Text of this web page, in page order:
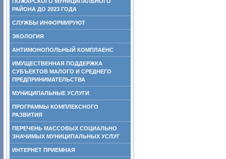
РАЙОНА ДО 2023 ГОДА
СЛУЖБЫ ИНФОРМИРУЮТ
ЭКОЛОГИЯ
АНТИМОНОПОЛЬНЫЙ КОМПЛАЕНС
ИМУЩЕСТВЕННАЯ ПОДДЕРЖКА
СУБЪЕКТОВ МАЛОГО И СРЕДНЕГО
ПРЕДПРИНИМАТЕЛЬСТВА
МУНИЦИПАЛЬНЫЕ УСЛУГИ
ПРОГРАММЫ КОМПЛЕКСНОГО
РАЗВИТИЯ
ПЕРЕЧЕНЬ МАССОВЫХ СОЦИАЛЬНО
ЗНАЧИМЫХ МУНИЦИПАЛЬНЫХ УСЛУГ
ИНТЕРНЕТ ПРИЕМНАЯ